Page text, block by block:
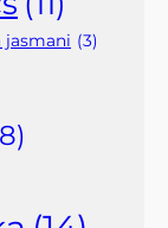
jasmani (3)